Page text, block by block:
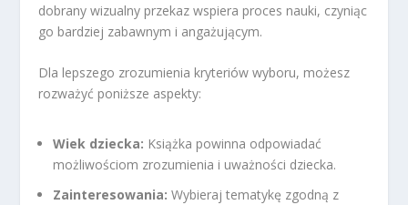
dobrany wizualny przekaz wspiera proces nauki, czyniąc
go bardziej zabawnym i angażującym.
Dla lepszego zrozumienia kryteriów wyboru, możesz
rozważyć poniższe aspekty:
Wiek dziecka: Książka powinna odpowiadać
możliwościom zrozumienia i uważności dziecka.
Zainteresowania: Wybieraj tematykę zgodną z